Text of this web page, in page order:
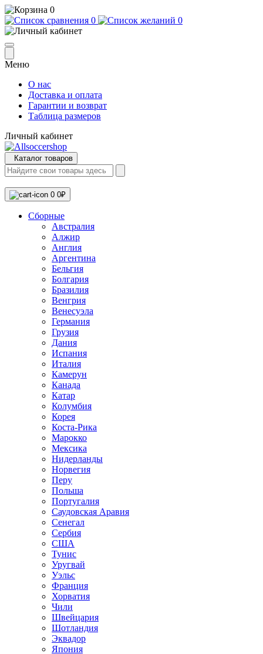
0
0
0
Меню
О нас
Доставка и оплата
Гарантии и возврат
Таблица размеров
Личный кабинет
Каталог товаров
0 0₽
Сборные
Австралия
Алжир
Англия
Аргентина
Бельгия
Болгария
Бразилия
Венгрия
Венесуэла
Германия
Грузия
Дания
Испания
Италия
Камерун
Канада
Катар
Колумбия
Корея
Коста-Рика
Марокко
Мексика
Нидерланды
Норвегия
Перу
Польша
Португалия
Саудовская Аравия
Сенегал
Сербия
США
Тунис
Уругвай
Уэльс
Франция
Хорватия
Чили
Швейцария
Шотландия
Эквадор
Япония